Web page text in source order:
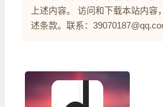
上述内容。 访问和下载本站内容
述条款。联系：